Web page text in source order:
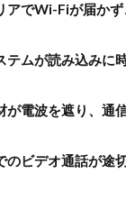
アでWi-Fiが届か
テムが読み込みに
が電波を遮り、通
のビデオ通話が途